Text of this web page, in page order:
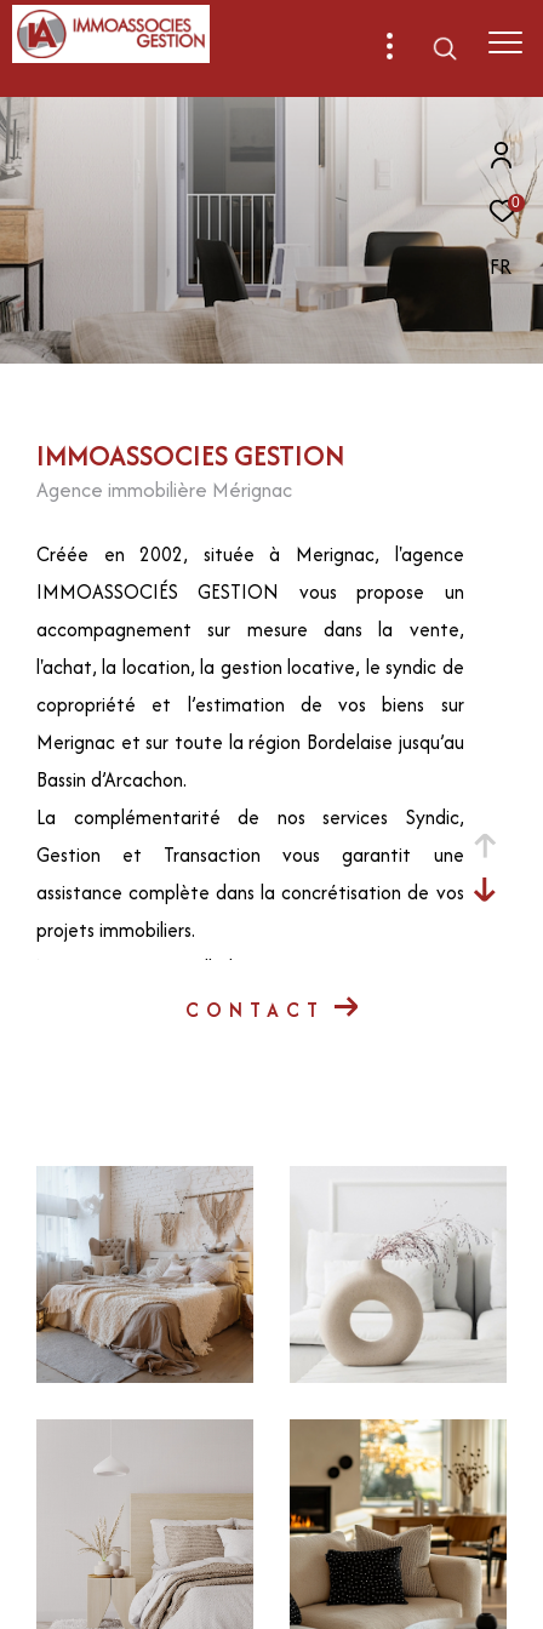
0
FR
IMMOASSOCIES GESTION
Agence immobilière Mérignac
Créée en 2002, située à Merignac, l'agence
IMMOASSOCIÉS GESTION vous propose un
accompagnement sur mesure dans la vente,
l'achat, la location, la gestion locative, le syndic de
copropriété et l’estimation de vos biens sur
Merignac et sur toute la région Bordelaise jusqu’au
Bassin d’Arcachon.
La complémentarité de nos services Syndic,
Gestion et Transaction vous garantit une
assistance complète dans la concrétisation de vos
projets immobiliers.
Notre agence à taille humaine, se caractérise par
une équipe à l'écoute, dynamique et disponible.
gnac,IMMOASSOCIÉS GESTION accompagne
vendeurs et acquéreurs dans tous leurs projets
immobiliers. Grâce à notre parfaite connaissance
du marché immobilier à Mérignac et dans la
métropole bordelaise, nous vous aidons à vendre
ou acheter un bien dans les meilleures conditions.
locatif ou résidence principale : notre équipe vous
conseille à chaque étape de votre projet
immobilier. Notre objectif est de vous proposer un
accompagnement personnalisé, réactif et
efficace afin de sécuriser votre transaction
CONTACT